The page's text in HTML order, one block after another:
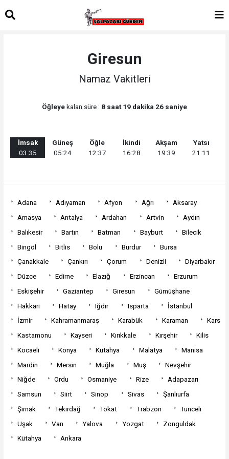
Giresun
Namaz Vakitleri
Öğleyekalan süre : 8 saat 19 dakika 26 saniye
İmsak
03:35
Güneş
05:24
Öğle
12:37
İkindi
16:28
Akşam
19:39
Yatsı
21:11
Adana Adıyaman Afyon Ağrı
Aksaray
Amasya
Antalya Ardahan Artvin
Aydın
Balıkesir
Bartın Batman Bayburt
Bilecik
Bingöl
Bitlis Bolu Burdur
Bursa
Çanakkale
Çankırı Çorum Denizli
Diyarbakır
Düzce
Edirne Elazığ Erzincan
Erzurum
Eskişehir
Gaziantep Giresun
Gümüşhane
Hakkari
Hatay Iğdır Isparta
İstanbul
İzmir
Kahramanmaraş Karabük Karaman
Kars
Kastamonu
Kayseri Kırıkkale Kırşehir
Kilis
Kocaeli
Konya Kütahya Malatya
Manisa
Mardin
Mersin Muğla Muş
Nevşehir
Niğde
Ordu Osmaniye Rize
Adapazarı
Samsun
Siirt Sinop Sivas
Şanlıurfa
Şırnak
Tekirdağ Tokat Trabzon
Tunceli
Uşak
Van Yalova Yozgat
Zonguldak
Kütahya
Ankara